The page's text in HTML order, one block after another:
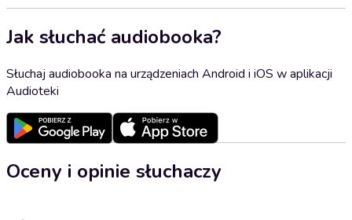
Jak słuchać audiobooka?
Słuchaj audiobooka na urządzeniach Android i iOS w aplikacji
Audioteki
Oceny i opinie słuchaczy